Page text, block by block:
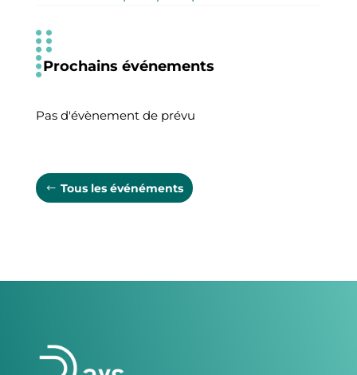
Prochains événements
Pas d'évènement de prévu
Tous les événéments